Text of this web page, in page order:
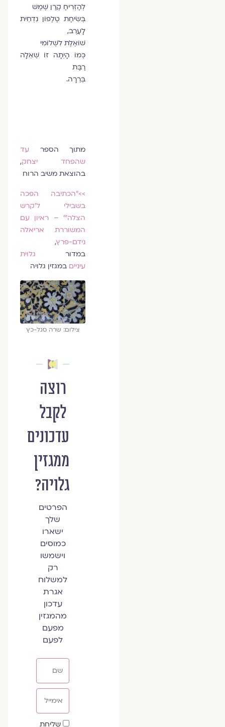
לְהַזְרִיחַ קֶרֶן שֶׁמֶשׁ
בְּשִׂיחַת טֶלֶפוֹן נִדְחֵית
לָעֶרֶב,
שׁוֹאֶלֶת לִשְׁלוֹמִי
כְּמוֹ הָיְתָה זוֹ שְׁאֵלָה
רַבַּת
בְּרֵרָה.
מתוך הספר
עד
שהפחד יצחק,
בהוצאת משיב הרוח
>>״הכתיבה הפכה
בשבילי ל׳קרש
הצלה׳״ – ראיון עם
המשוררת אריאלה
נידם-פרץ,
במדור
גלוית
עינייםבמגזין גלויה
צילום: שרה סגל-כץ
רוצה
לקבל
עדכונים
ממגזין
גלויה?
הפרטים
שלך
ישארו
כמוסים
וישמשו
רק
למשלוח
אגרת
עדכון
מהמגזין
מפעם
לפעם
שדהשליחת